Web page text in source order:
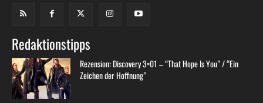
Redaktionstipps
Rezension: Discovery 3×01 – “That Hope Is You” / “Ein
Zeichen der Hoffnung”